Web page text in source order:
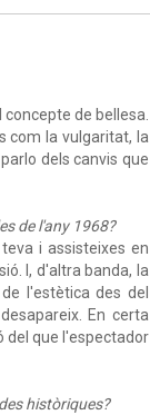
de bellesa.
com la vulgaritat, la
dels canvis que
de l'any 1968?
i assisteixes en
I, d'altra banda, la
l'estètica des del
En certa
del que l'espectador
històriques?